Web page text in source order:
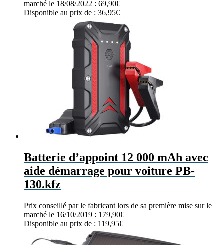
marché le 18/08/2022 : 69,90€
Disponible au prix de : 36,95€
Batterie d’appoint 12 000 mAh avec
aide démarrage pour voiture PB-
130.kfz
Prix conseillé par le fabricant lors de sa première mise sur le
marché le 16/10/2019 : 179,90€
Disponible au prix de : 119,95€